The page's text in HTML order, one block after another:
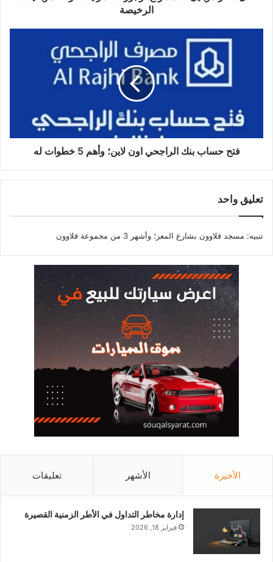
الرخيصة
خطوات
فتح حساب بنك الراجحي اون لاين؛ وأهم 5 خطوات له
تعليق واحد
تنبيه: مسجد قلاوون بشارع المعز؛ وأشهر 3 من مجموعة قلاوون
الأخيرة الأشهر تعليقات
إدارة مخاطر التداول في الأطر الزمنية القصيرة
فبراير 18, 2026